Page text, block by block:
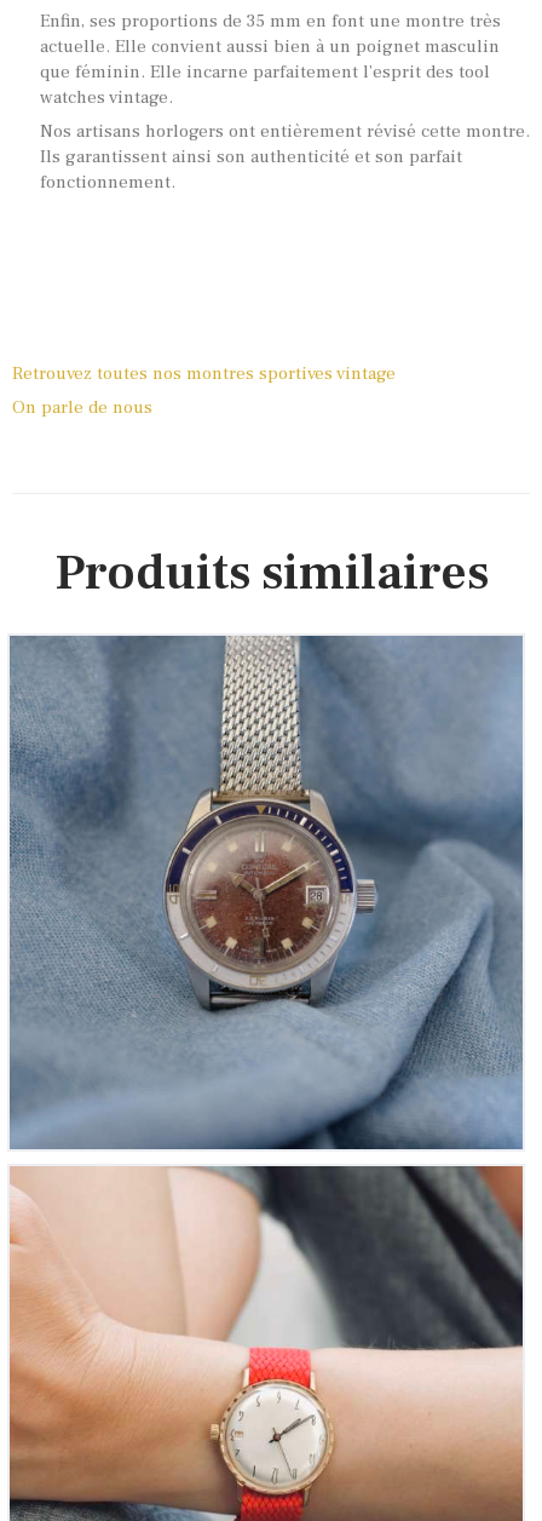
Enfin, ses proportions de 35 mm en font une montre très
actuelle. Elle convient aussi bien à un poignet masculin
que féminin. Elle incarne parfaitement l’esprit des tool
watches vintage.
Nos artisans horlogers ont entièrement révisé cette montre.
Ils garantissent ainsi son authenticité et son parfait
fonctionnement.
Retrouvez toutes nos montres sportives vintage
On parle de nous
Produits similaires
Conteas ‘Submariner Vintage’ patine tropicale
‘L’Anonyme mécanique’ Made-in-France